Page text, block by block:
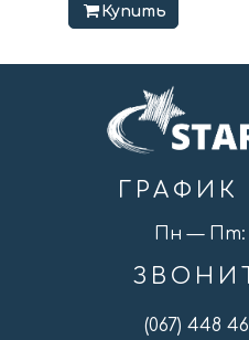
Купить
ГРАФИК
Пн — Пт:
(067) 448